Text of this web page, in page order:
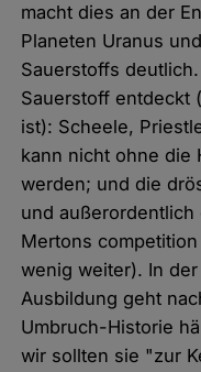
macht dies an der
Planeten Uranus
Sauerstoffs
Sauerstoff entdeckt
ist): Scheele,
kann nicht ohne die
werden; und die
und
Mertons
wenig weiter). In
Ausbildung geht
Umbruch-Historie
wir sollten sie "zur